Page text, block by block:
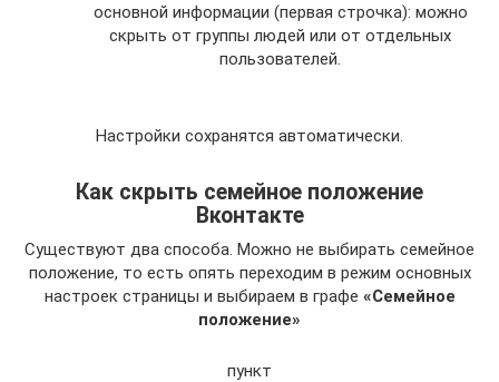
основной информации (первая строчка): можно
скрыть от группы людей или от отдельных
пользователей.
Настройки сохранятся автоматически.
Как скрыть семейное положение
Вконтакте
Существуют два способа. Можно не выбирать семейное
положение, то есть опять переходим в режим основных
настроек страницы и выбираем в графе «Семейное
положение»
пункт